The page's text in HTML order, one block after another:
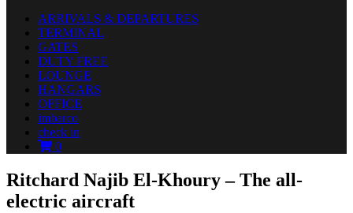
ARRIVALS & DEPARTURES
TERMINAL
GATES
DUTY FREE
LOUNGE
HANGARS
OFFICE
imbarco
check in
0
Ritchard Najib El-Khoury – The all-
electric aircraft